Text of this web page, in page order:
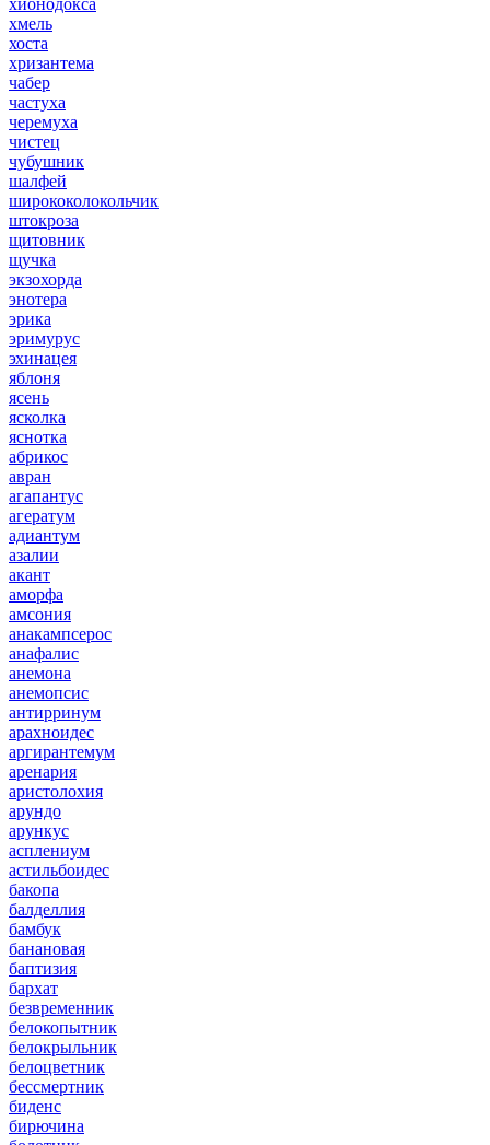
хионодокса
хмель
хоста
хризантема
чабер
частуха
черемуха
чистец
чубушник
шалфей
ширококолокольчик
штокроза
щитовник
щучка
экзохорда
энотера
эрика
эримурус
эхинацея
яблоня
ясень
ясколка
яснотка
абрикос
авран
агапантус
агератум
адиантум
азалии
акант
аморфа
амсония
анакампсерос
анафалис
анемона
анемопсис
антирринум
арахноидес
аргирантемум
аренария
аристолохия
арундо
арункус
асплениум
астильбоидес
бакопа
балделлия
бамбук
банановая
баптизия
бархат
безвременник
белокопытник
белокрыльник
белоцветник
бессмертник
биденс
бирючина